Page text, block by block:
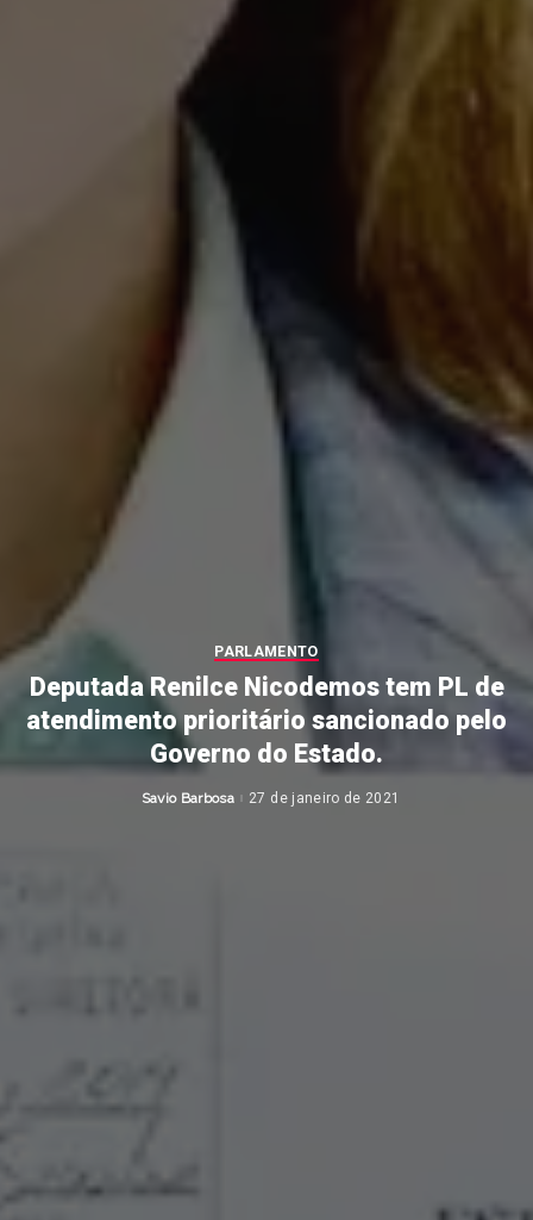
PARLAMENTO
Deputada Renilce Nicodemos tem PL de
atendimento prioritário sancionado pelo
Governo do Estado.
Posted
Savio Barbosa 27 de janeiro de 2021